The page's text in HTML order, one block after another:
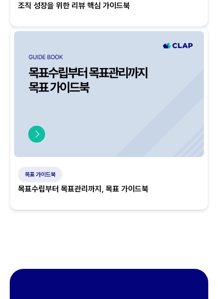
조직 성장을 위한 리뷰 핵심 가이드북
목표 가이드북
목표수립부터 목표관리까지, 목표 가이드북